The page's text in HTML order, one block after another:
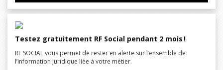
Testez gratuitement RF Social pendant 2 mois !
RF SOCIAL vous permet de rester en alerte sur l’ensemble de
l’information juridique liée à votre métier.